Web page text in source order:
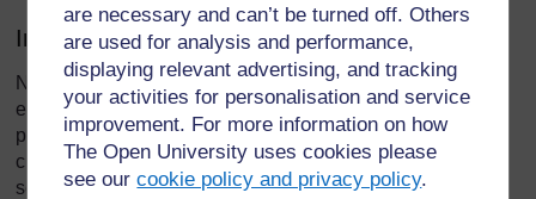
are necessary and can’t be turned off. Others
are used for analysis and performance,
displaying relevant advertising, and tracking
your activities for personalisation and service
improvement. For more information on how
The Open University uses cookies please
see ourcookie policy and privacy policy.
Introduction
Nous apprenons tous mieux lorsque nous sommes à l'aise
et en sécurité. En tant qu’enseignant(e), un de vos
principaux rôles est de parvenir à un environnement de
classe coopératif, où chacun peut pleinement participer et
se sentir respecté(e), où ses idées sont écoutées.